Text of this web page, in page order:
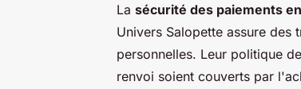
La sécurité des paiements
Univers Salopette assure des
personnelles. Leur politique
renvoi soient couverts par